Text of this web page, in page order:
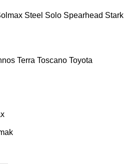
Steel Solo Spearhead Stark
Terra Toscano Toyota